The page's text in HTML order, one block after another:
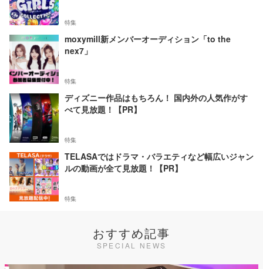
特集
moxymill新メンバーオーディション「to the
nex7」
特集
ディズニー作品はもちろん！ 国内外の人気作がす
べて見放題！【PR】
特集
TELASAではドラマ・バラエティなど幅広いジャン
ルの動画が全て見放題！【PR】
特集
おすすめ記事
SPECIAL NEWS